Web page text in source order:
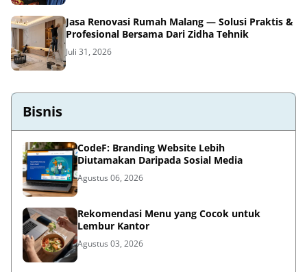
Jasa Renovasi Rumah Malang — Solusi Praktis &
Profesional Bersama Dari Zidha Tehnik
Juli 31, 2026
Bisnis
CodeF: Branding Website Lebih
Diutamakan Daripada Sosial Media
Agustus 06, 2026
Rekomendasi Menu yang Cocok untuk
Lembur Kantor
Agustus 03, 2026